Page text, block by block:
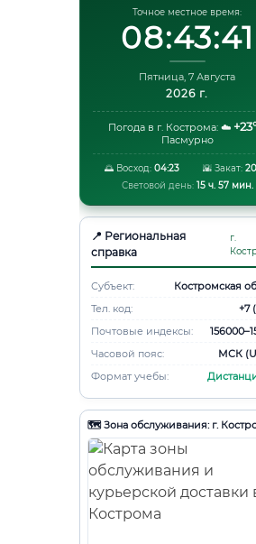
Точное местное время:
08:43:42
Пятница, 7 Августа
2026 г.
Погода в г. Кострома: ☁️
Пасмурно
🌅 Восход: 04:23 🌇 Закат:
Световой день: 15 ч. 57 мин.
📍 Региональная
справка
г.
Субъект:
Костромская
Тел. код:
+7
Почтовые индексы:
Часовой пояс:
МСК
Формат учебы:
🗺️ Зона обслуживания: г.